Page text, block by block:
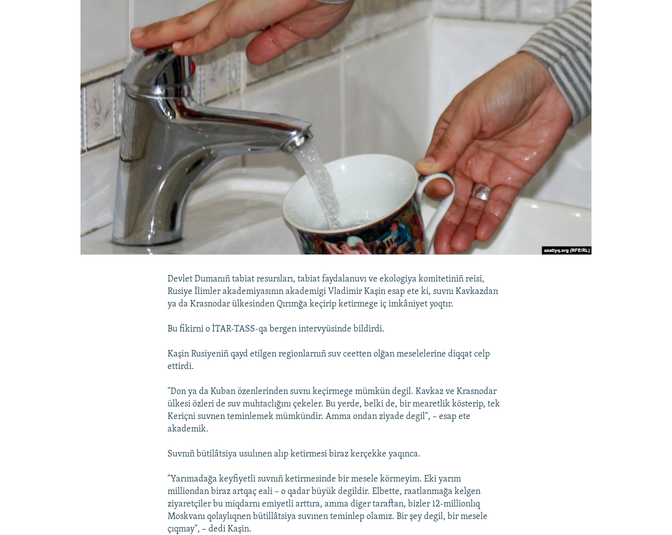
Devlet Dumanıñ tabiat resursları, tabiat faydalanuvı ve ekologiya komitetiniñ reisi,
Rusiye İlimler akademiyasının akademigi Vladimir Kaşin esap ete ki, suvnı Kavkazdan
ya da Krasnodar ülkesinden Qırımğa keçirip ketirmege iç imkâniyet yoqtır.
Bu fikirni o İTAR-TASS-qa bergen intervyüsinde bildirdi.
Kaşin Rusiyeniñ qayd etilgen regionlarnıñ suv ceetten olğan meselelerine diqqat celp
ettirdi.
"Don ya da Kuban özenlerinden suvnı keçirmege mümkün degil. Kavkaz ve Krasnodar
ülkesi özleri de suv muhtaclığını çekeler. Bu yerde, belki de, bir mearetlik kösterip, tek
Keriçni suvnen teminlemek mümkündir. Amma ondan ziyade degil", – esap ete
akademik.
Suvnıñ bütilâtsiya usulınen alıp ketirmesi biraz kerçekke yaqınca.
"Yarımadağa keyfiyetli suvnıñ ketirmesinde bir mesele körmeyim. Eki yarım
milliondan biraz artqaç eali – o qadar büyük degildir. Elbette, raatlanmağa kelgen
ziyaretçiler bu miqdarnı emiyetli arttıra, amma diger taraftan, bizler 12-millionlıq
Moskvanı qolaylıqnen bütillâtsiya suvınen teminlep olamız. Bir şey degil, bir mesele
çıqmay", – dedi Kaşin.